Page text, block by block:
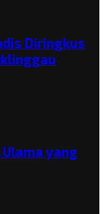
Diringkus
yang